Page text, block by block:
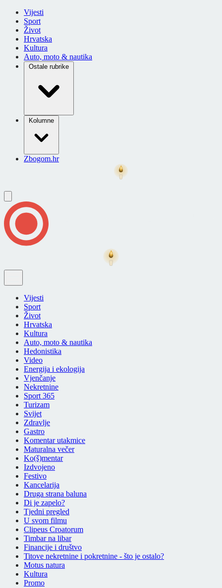
Vijesti
Sport
Život
Hrvatska
Kultura
Auto, moto & nautika
Ostale rubrike
Kolumne
Zbogom.hr
Vijesti
Sport
Život
Hrvatska
Kultura
Auto, moto & nautika
Hedonistika
Video
Energija i ekologija
Vjenčanje
Nekretnine
Sport 365
Turizam
Svijet
Zdravlje
Gastro
Komentar utakmice
Maturalna večer
Ko(š)mentar
Izdvojeno
Festivo
Kancelarija
Druga strana baluna
Di je zapelo?
Tjedni pregled
U svom filmu
Clipeus Croatorum
Timbar na libar
Financije i društvo
Titove nekretnine i pokretnine - što je ostalo?
Motus natura
Kultura
Promo